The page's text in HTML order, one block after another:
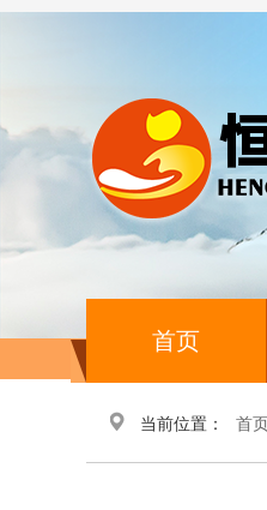
首页
当前位置： 首页